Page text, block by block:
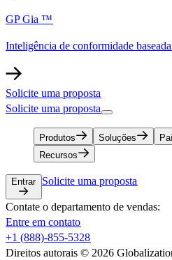
GP Gia ™​​
Inteligência de conformidade
Solicite uma proposta​​
Solicite uma proposta​​
Produtos​​ Soluções​​
Recursos​​
Entrar​​ Solicite uma proposta​​
Contate o departamento de vendas:​​
Entre em contato​​
+1 (888)-855-5328​​
Direitos autorais © 2026